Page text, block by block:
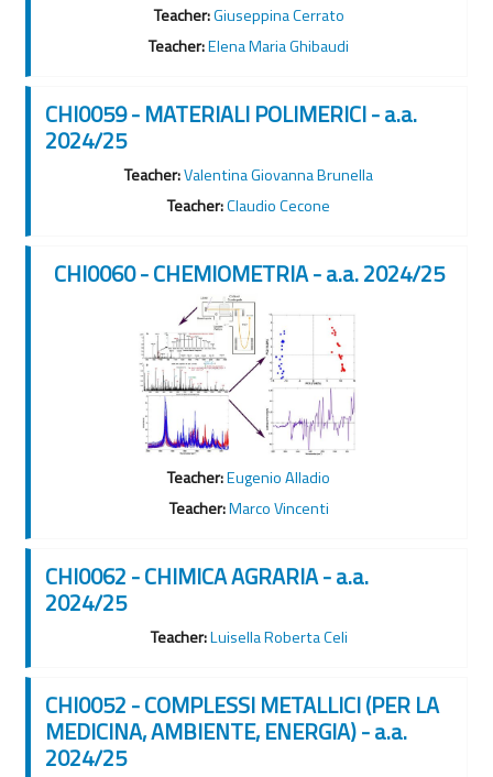
Teacher:Giuseppina Cerrato
Teacher:Elena Maria Ghibaudi
CHI0059 - MATERIALI POLIMERICI - a.a.
2024/25
Teacher:Valentina Giovanna Brunella
Teacher:Claudio Cecone
CHI0060 - CHEMIOMETRIA - a.a. 2024/25
Teacher:Eugenio Alladio
Teacher:Marco Vincenti
CHI0062 - CHIMICA AGRARIA - a.a.
2024/25
Teacher:Luisella Roberta Celi
CHI0052 - COMPLESSI METALLICI (PER LA
MEDICINA, AMBIENTE, ENERGIA) - a.a.
2024/25